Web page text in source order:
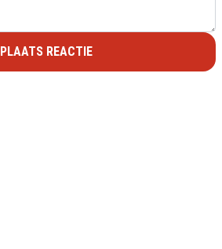
PLAATS REACTIE